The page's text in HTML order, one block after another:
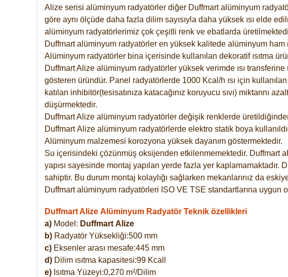
Alize serisi alüminyum radyatörler diğer Duffmart alüminyum
göre aynı ölçüde daha fazla dilim sayısıyla daha yüksek ısı elde
alüminyum radyatörlerimiz çok çeşitli renk ve ebatlarda
Duffmart alüminyum radyatörler en yüksek kalitede alüminyum
Alüminyum radyatörler bina içerisinde kullanılan dekoratif ısıtma
Duffmart Alize alüminyum radyatörler yüksek verimde ısı
gösteren üründür. Panel radyatörlerde 1000 Kcal/h ısı için
katılan inhibitör(tesisatınıza katacağınız koruyucu sıvı) miktarını
düşürmektedir.
Duffmart Alize alüminyum radyatörler değişik renklerde
DuffmartAlize alüminyum radyatörlerde elektro statik boya
Alüminyum malzemesi korozyona yüksek dayanım göstermektedir.
Su içerisindeki çözünmüş oksijenden etkilenmemektedir. Duffmart
yapısı sayesinde montaj yapılan yerde fazla yer
sahiptir. Bu durum montaj kolaylığı sağlarken mekanlarınız da
Duffmart alüminyum radyatörleri ISO VE TSE standartlarına uygun
Duffmart Alize Alüminyum Radyatör Teknik özellikleri
a) Model: Duffmart Alize
b) Radyatör Yüksekliği:500 mm
c) Eksenler arası mesafe:445 mm
d) Dilim ısıtma kapasitesi:99 Kcall
e) Isıtma Yüzeyi:0,270 m²/Dilim